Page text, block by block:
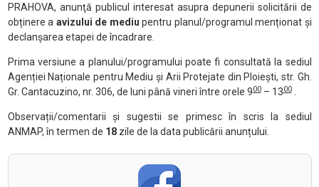
PRAHOVA, anunţă publicul interesat asupra depunerii solicitării de
obținere a avizului de mediu pentru planul/programul menționat și
declanșarea etapei de încadrare.
Prima versiune a planului/programului poate fi consultată la sediul
Agenției Naționale pentru Mediu și Arii Protejate din Ploiești, str. Gh.
Gr. Cantacuzino, nr. 306, de luni până vineri între orele 900– 1300.
Observații/comentarii și sugestii se primesc în scris la sediul
ANMAP, în termen de 18 zile de la data publicării anunțului.